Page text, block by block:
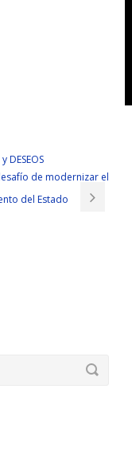
DESEOS
de modernizar el
del Estado